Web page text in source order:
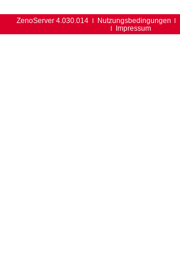
ZenoServer 4.030.014 Nutzungsbedingungen
Impressum